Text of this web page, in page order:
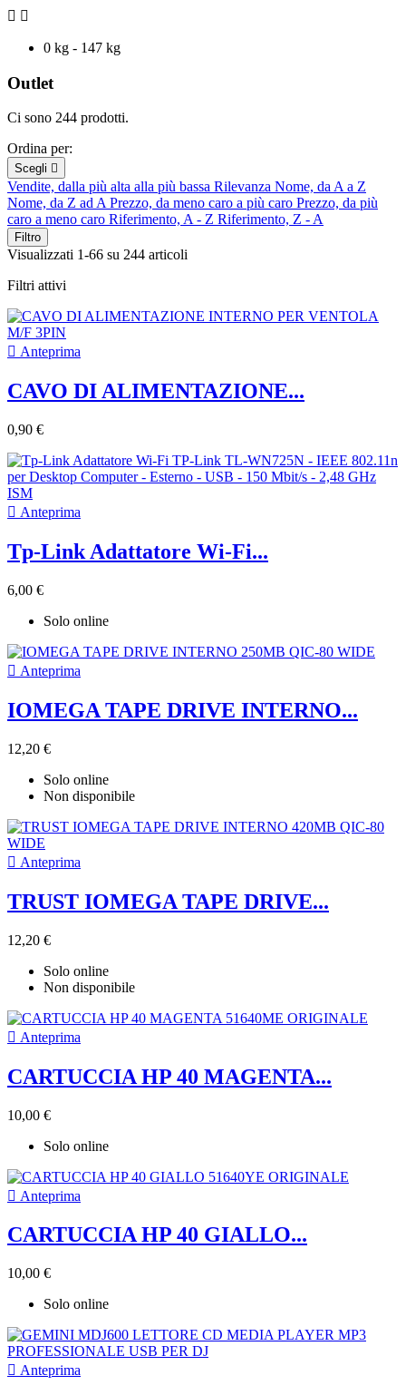
 
0 kg - 147 kg
Outlet
Ci sono 244 prodotti.
Ordina per:
Scegli 
Vendite, dalla più alta alla più bassa Rilevanza Nome, da A a Z
Nome, da Z ad APrezzo, da meno caro a più caro Prezzo, da più
caro a meno caro Riferimento, A - Z Riferimento, Z - A
Filtro
Visualizzati 1-66 su 244 articoli
Filtri attivi
 Anteprima
CAVO DI ALIMENTAZIONE...
0,90 €
 Anteprima
Tp-Link Adattatore Wi-Fi...
6,00 €
Solo online
 Anteprima
IOMEGA TAPE DRIVE INTERNO...
12,20 €
Solo online
Non disponibile
 Anteprima
TRUST IOMEGA TAPE DRIVE...
12,20 €
Solo online
Non disponibile
 Anteprima
CARTUCCIA HP 40 MAGENTA...
10,00 €
Solo online
 Anteprima
CARTUCCIA HP 40 GIALLO...
10,00 €
Solo online
 Anteprima